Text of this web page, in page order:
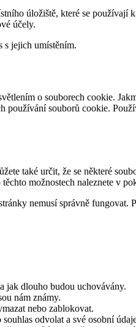
úložiště, které se
účely.
s jejich umístěním.
o souborech cookie.
souborů cookie.
také určit, že se některé
možnostech naleznete v
nemusí správně
jak dlouho budou uchovávány.
nám známy.
nebo zablokovat.
odvolat a své osobní